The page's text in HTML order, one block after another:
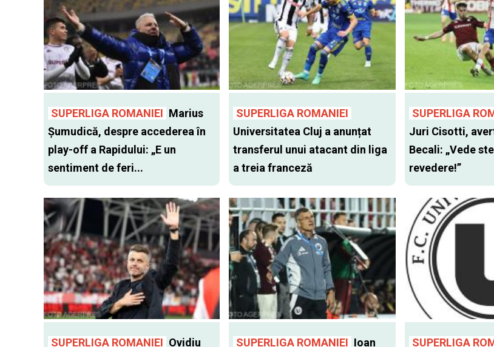
SUPERLIGA ROMANIEI Marius
Șumudică, despre accederea în
play-off a Rapidului: „E un
sentiment de feri...
SUPERLIGA ROMANIEI
Universitatea Cluj a anunțat
transferul unui atacant din liga
a treia franceză
SUPERLIGA
Juri Cisotti,
Becali: „Vede
revedere!”
SUPERLIGA ROMANIEI Ovidiu SUPERLIGA ROMANIEI Ioan SUPERLIGA